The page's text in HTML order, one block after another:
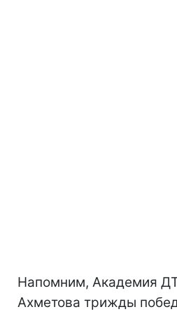
Напомним, Академия
Ахметова трижды